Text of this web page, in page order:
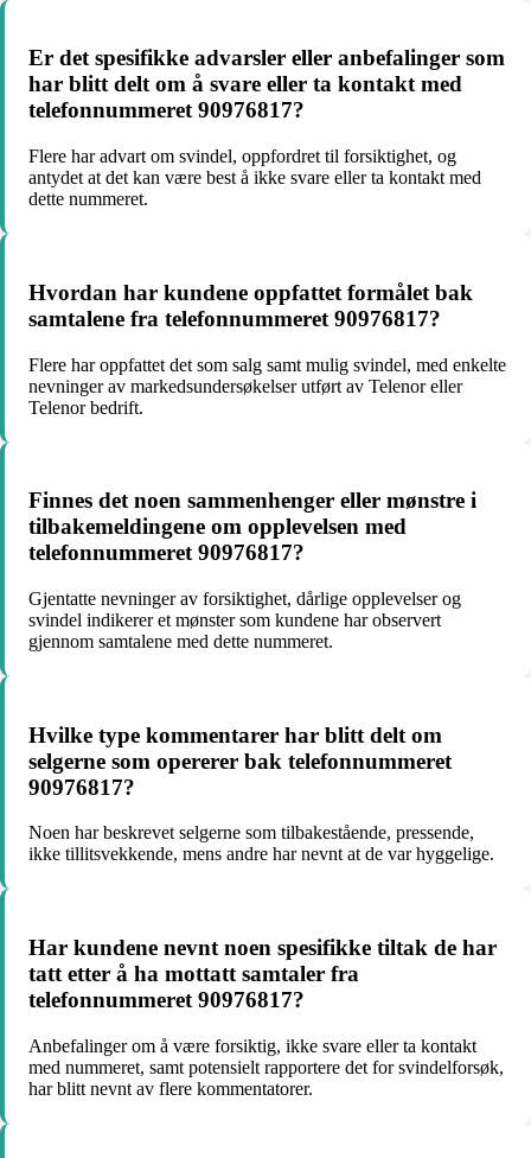
Er det spesifikke advarsler eller anbefalinger som
har blitt delt om å svare eller ta kontakt med
telefonnummeret 90976817?
Flere har advart om svindel, oppfordret til forsiktighet, og
antydet at det kan være best å ikke svare eller ta kontakt med
dette nummeret.
Hvordan har kundene oppfattet formålet bak
samtalene fra telefonnummeret 90976817?
Flere har oppfattet det som salg samt mulig svindel, med enkelte
nevninger av markedsundersøkelser utført av Telenor eller
Telenor bedrift.
Finnes det noen sammenhenger eller mønstre i
tilbakemeldingene om opplevelsen med
telefonnummeret 90976817?
Gjentatte nevninger av forsiktighet, dårlige opplevelser og
svindel indikerer et mønster som kundene har observert
gjennom samtalene med dette nummeret.
Hvilke type kommentarer har blitt delt om
selgerne som opererer bak telefonnummeret
90976817?
Noen har beskrevet selgerne som tilbakestående, pressende,
ikke tillitsvekkende, mens andre har nevnt at de var hyggelige.
Har kundene nevnt noen spesifikke tiltak de har
tatt etter å ha mottatt samtaler fra
telefonnummeret 90976817?
Anbefalinger om å være forsiktig, ikke svare eller ta kontakt
med nummeret, samt potensielt rapportere det for svindelforsøk,
har blitt nevnt av flere kommentatorer.